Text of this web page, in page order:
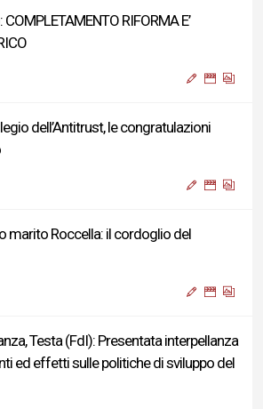
COMPLETAMENTO RIFORMA E’
dell’Antitrust, le congratulazioni
marito Roccella: il cordoglio del
Testa (FdI): Presentata interpellanza
ed effetti sulle politiche di sviluppo del